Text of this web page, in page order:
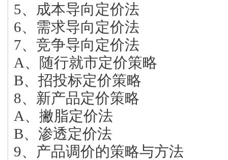
5、成本导向定价法
6、需求导向定价法
7、竞争导向定价法
A、随行就市定价策略
B、招投标定价策略
8、新产品定价策略
A、撇脂定价法
B、渗透定价法
9、产品调价的策略与方法